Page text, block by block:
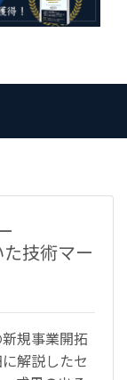
技術マー
規事業開拓
解説したセ